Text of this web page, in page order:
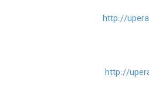
http://
http://